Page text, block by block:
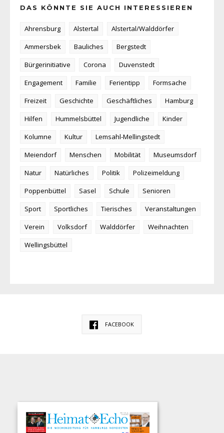
DAS KÖNNTE SIE AUCH INTERESSIEREN
Ahrensburg Alstertal
Alstertal/Walddörfer
Ammersbek
Bauliches
Bergstedt
Bürgerinitiative
Corona
Duvenstedt
Engagement
Familie Ferientipp
Formsache
Freizeit
Geschichte Geschäftliches
Hamburg
Hilfen
Hummelsbüttel Jugendliche
Kinder
Kolumne
Kultur
Lemsahl-Mellingstedt
Meiendorf
Menschen Mobilität
Museumsdorf
Natur
Natürliches Politik
Polizeimeldung
Poppenbüttel
Sasel Schule
Senioren
Sport
Sportliches Tierisches
Veranstaltungen
Verein
Volksdorf Walddörfer
Weihnachten
Wellingsbüttel
FACEBOOK